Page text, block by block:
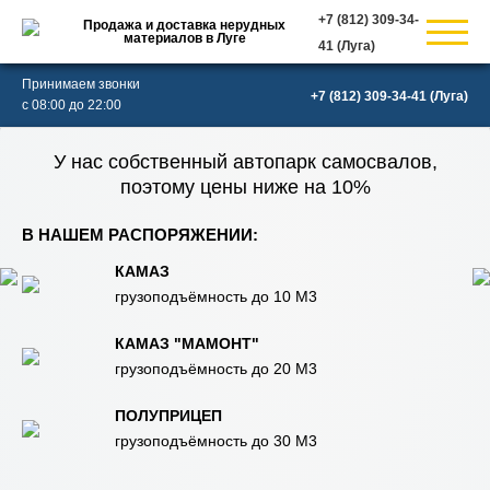
Продажа и доставка нерудных
материалов в Луге
(Луга)
Принимаем звонки
с 08:00 до 22:00
(Луга)
В НАШЕМ РАСПОРЯЖЕНИИ:
КАМАЗ
грузоподъёмность до 10 М3
КАМАЗ "МАМОНТ"
грузоподъёмность до 20 М3
ПОЛУПРИЦЕП
грузоподъёмность до 30 М3
У нас собственный автопарк самосвалов,
поэтому цены ниже на 10%